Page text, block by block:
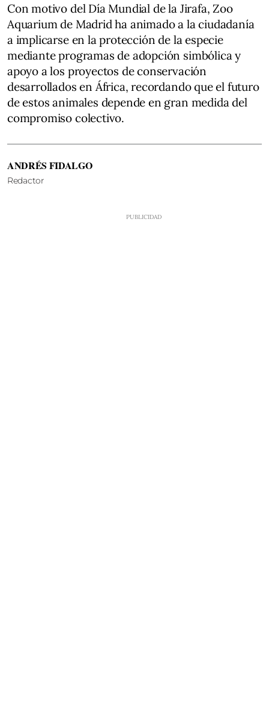
Con motivo del Día Mundial de la Jirafa, Zoo
Aquarium de Madrid ha animado a la ciudadanía
a implicarse en la protección de la especie
mediante programas de adopción simbólica y
apoyo a los proyectos de conservación
desarrollados en África, recordando que el futuro
de estos animales depende en gran medida del
compromiso colectivo.
ANDRÉS FIDALGO
Redactor